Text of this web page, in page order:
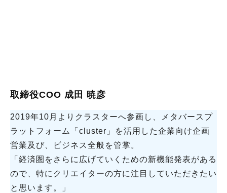
取締役COO 成田 暁彦
2019年10月よりクラスターへ参画し、メタバースプ
ラットフォーム「cluster」を活用した企業向け企画
営業及び、ビジネス全般を管掌。
「経済圏をさらに広げていくための新機能発表がある
ので、特にクリエイターの方に注目していただきたい
と思います。」